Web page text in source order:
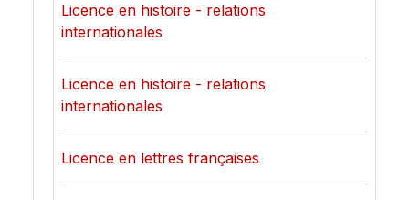
Licence en histoire - relations
internationales
Licence en histoire - relations
internationales
Licence en lettres françaises